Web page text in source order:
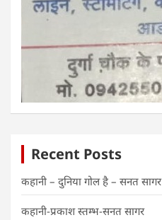
Recent Posts
कहानी – दुनिया गोल है – सनत सागर
कहानी-प्रकाश स्तम्भ-सनत सागर